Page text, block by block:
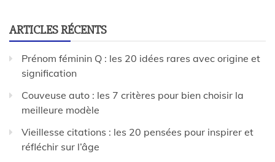
ARTICLES RÉCENTS
Prénom féminin Q : les 20 idées rares avec origine et
signification
Couveuse auto : les 7 critères pour bien choisir la
meilleure modèle
Vieillesse citations : les 20 pensées pour inspirer et
réfléchir sur l’âge